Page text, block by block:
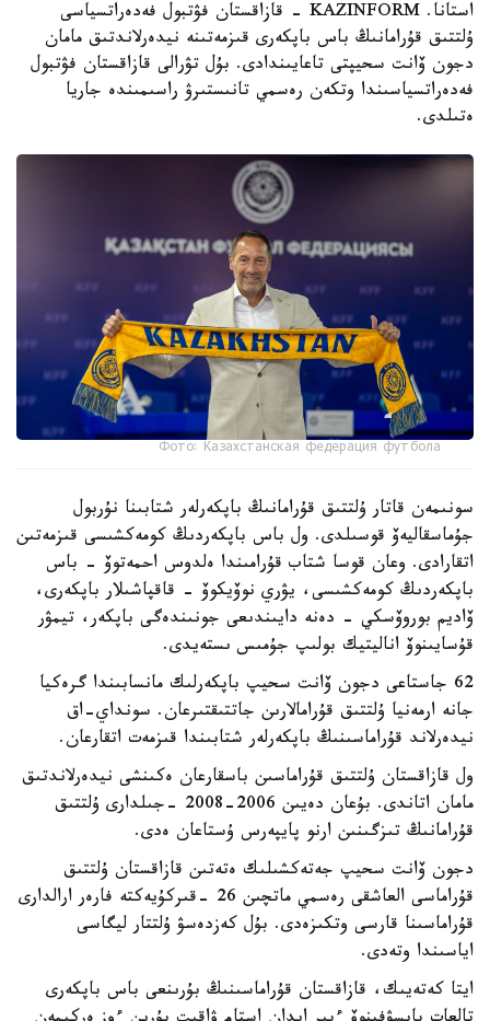
استانا. KAZINFORM - قازاقستان فۋتبول فەدەراتسياسى
ۇلتتىق قۇرامانىڭ باس باپكەرى قىزمەتىنە نيدەرلاندتىق مامان
دجون ۆانت سحيپتى تاعايىندادى. بۇل تۋرالى قازاقستان فۋتبول
فەدەراتسياسىندا وتكەن رەسمي تانىستىرۋ راسىمىندە جاريا
ەتىلدى.
Фото: Казахстанская федерация футбола
سونىمەن قاتار ۇلتتىق قۇرامانىڭ باپكەرلەر شتابىنا نۇربول
جۇماسقاليەۆ قوسىلدى. ول باس باپكەردىڭ كومەكشىسى قىزمەتىن
اتقارادى. وعان قوسا شتاب قۇرامىندا ەلدوس احمەتوۆ - باس
باپكەردىڭ كومەكشىسى، يۋري نوۆيكوۆ - قاقپاشىلار باپكەرى،
ۆاديم بوروۆسكي - دەنە دايىندىعى جونىندەگى باپكەر، تيمۋر
قۇسايىنوۆ اناليتيك بولىپ جۇمىس ىستەيدى.
62 جاستاعى دجون ۆانت سحيپ باپكەرلىك مانسابىندا گرەكيا
جانە ارمەنيا ۇلتتىق قۇرامالارىن جاتتىقتىرعان. سونداي-اق
نيدەرلاند قۇراماسىنىڭ باپكەرلەر شتابىندا قىزمەت اتقارعان.
ول قازاقستان ۇلتتىق قۇراماسىن باسقارعان ەكىنشى نيدەرلاندتىق
مامان اتاندى. بۇعان دەيىن 2006-2008 -جىلدارى ۇلتتىق
قۇرامانىڭ تىزگىنىن ارنو پايپەرس ۇستاعان ەدى.
دجون ۆانت سحيپ جەتەكشىلىك ەتەتىن قازاقستان ۇلتتىق
قۇراماسى العاشقى رەسمي ماتچىن 26 -قىركۇيەكتە فارەر ارالدارى
قۇراماسىنا قارسى وتكىزەدى. بۇل كەزدەسۋ ۇلتتار ليگاسى
اياسىندا وتەدى.
ايتا كەتەيىك، قازاقستان قۇراماسىنىڭ بۇرىنعى باس باپكەرى